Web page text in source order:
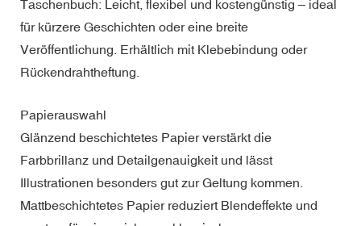
Taschenbuch: Leicht, flexibel und kostengünstig – ideal
für kürzere Geschichten oder eine breite
Veröffentlichung. Erhältlich mit Klebebindung oder
Rückendrahtheftung.
Papierauswahl
Glänzend beschichtetes Papier verstärkt die
Farbbrillanz und Detailgenauigkeit und lässt
Illustrationen besonders gut zur Geltung kommen.
Mattbeschichtetes Papier reduziert Blendeffekte und